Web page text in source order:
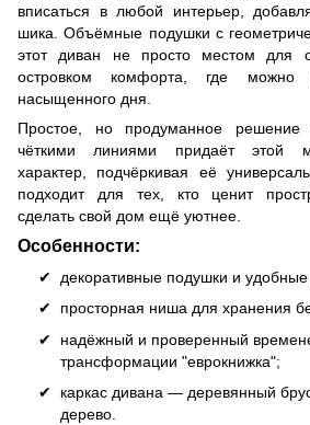
вписаться в любой интерьер,
шика. Объёмные подушки с
этот диван не просто местом для
островком комфорта, где можно
насыщенного дня.
Простое, но продуманное решение
чёткими линиями придаёт этой
характер, подчёркивая её
подходит для тех, кто ценит
сделать свой дом ещё уютнее.
Особенности:
декоративные подушки и
просторная ниша для хранения
надёжный и проверенный временем механизм
трансформации "еврокнижка";
каркас дивана — деревянный брус, натуральное
дерево.